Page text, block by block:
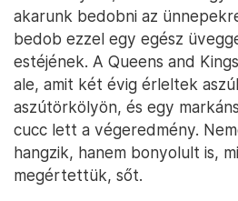
akarunk bedobni az
bedob ezzel egy egész
estéjének. A Queens and
ale, amit két évig érleltek
aszútörkölyön, és egy
cucc lett a végeredmény.
hangzik, hanem bonyolult is,
megértettük, sőt.